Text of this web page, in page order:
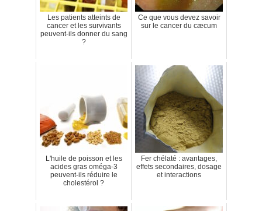
Les patients atteints de
cancer et les survivants
peuvent-ils donner du sang
?
Ce que vous devez savoir
sur le cancer du cæcum
L'huile de poisson et les
acides gras oméga-3
peuvent-ils réduire le
cholestérol ?
Fer chélaté : avantages,
effets secondaires, dosage
et interactions